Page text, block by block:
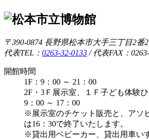
〒390-0874 長野県松本市大手三丁目2番
代表TEL： 0263-32-0133 /代表FAX：
開館時間
1F：9：00 ～ 21：00
2F・3Ｆ展示室、１Ｆ子ども体験
9：00 ～ 17：00
※展示室のチケット販売と、アソ
は16：30で終了いたします。
※貸出用ベビーカー、貸出用車い